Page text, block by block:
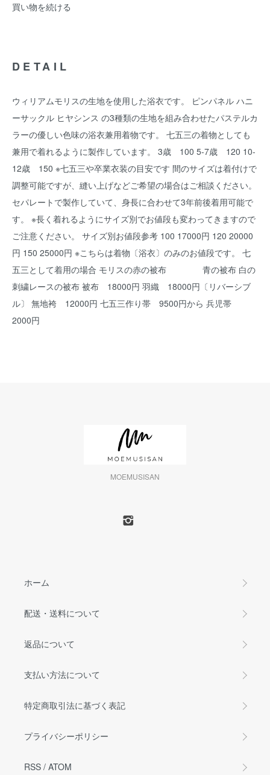
買い物を続ける
DETAIL
ウィリアムモリスの生地を使用した浴衣です。 ピンパネル ハニ
ーサックル ヒヤシンス の3種類の生地を組み合わせたパステルカ
ラーの優しい色味の浴衣兼用着物です。 七五三の着物としても
兼用で着れるように製作しています。 3歳 100 5-7歳 120 10-
12歳 150 ※七五三や卒業衣装の目安です 間のサイズは着付けで
調整可能ですが、縫い上げなどご希望の場合はご相談ください。
セパレートで製作していて、身長に合わせて3年前後着用可能で
す。 ※長く着れるようにサイズ別でお値段も変わってきますので
ご注意ください。 サイズ別お値段参考 100 17000円 120 20000
円 150 25000円 ※こちらは着物〔浴衣〕のみのお値段です。 七
五三として着用の場合 モリスの赤の被布 青の被布 白の
刺繍レースの被布 被布 18000円 羽織 18000円〔リバーシブ
ル〕 無地袴 12000円 七五三作り帯 9500円から 兵児帯
2000円
MOEMUSISAN
ホーム
配送・送料について
返品について
支払い方法について
特定商取引法に基づく表記
プライバシーポリシー
RSS / ATOM